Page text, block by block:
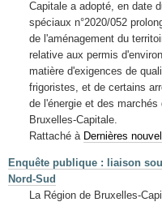
Capitale a adopté, en date
spéciaux n°2020/052
de l'aménagement du
relative aux permis
matière d'exigences de
frigoristes, et de certains
de l'énergie et des
Bruxelles-Capitale.
Rattaché à Dernières
Enquête publique : liaison
Nord-Sud
La Région de Bruxelles-